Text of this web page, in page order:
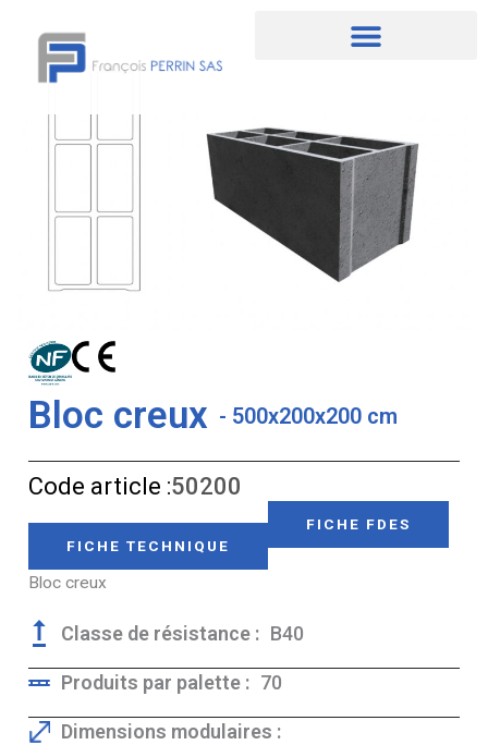
contenu
Bloc creux - 500x200x200 cm
Code article :50200
FICHE TECHNIQUE
FICHE FDES
Bloc creux
Classe de résistance : B40
Produits par palette : 70
Dimensions modulaires :